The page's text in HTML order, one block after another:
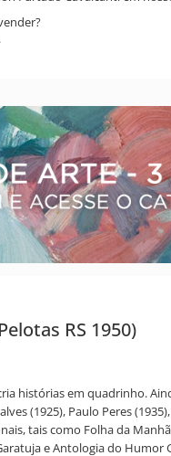
RS 1950)
histórias em quadrinho.
(1925), Paulo Peres
tais como Folha da
e Antologia do